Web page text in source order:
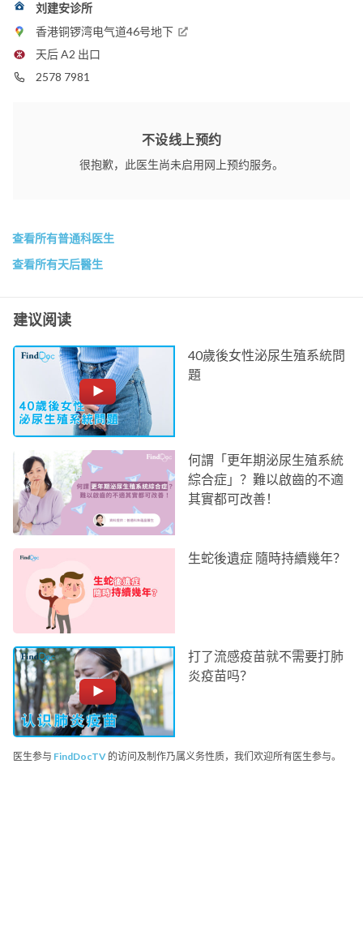
刘建安诊所
香港铜锣湾电气道46号地下
天后 A2 出口
2578 7981
不设线上预约
很抱歉，此医生尚未启用网上预约服务。
查看所有普通科医生
查看所有天后醫生
建议阅读
40歲後女性泌尿生殖系統問
題
何謂「更年期泌尿生殖系統
綜合症」？難以啟齒的不適
其實都可改善！
生蛇後遺症 隨時持續幾年？
打了流感疫苗就不需要打肺
炎疫苗吗？
医生参与 FindDocTV 的访问及制作乃属义务性质，我们欢迎所有医生参与。